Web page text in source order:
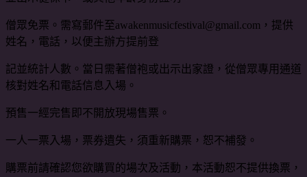
僧眾免票。需寫郵件至awakenmusicfestival@gmail.com，提供
姓名，電話，以便主辦方提前登
記並統計人數。當日需著僧袍或出示出家證，從僧眾專用通道
核對姓名和電話信息入場。
預售一經完售即不開放現場售票。
一人一票入場，票券遺失，須重新購票，恕不補發。
購票前請確認您欲購買的場次及活動，本活動恕不提供換票，